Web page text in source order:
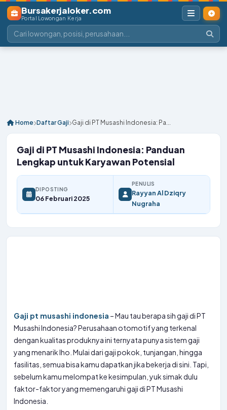
Bursakerjaloker.com
Portal Lowongan Kerja
Home Daftar Gaji Gaji di PT Musashi Indonesia: Pa...
Gaji di PT Musashi Indonesia: Panduan
Lengkap untuk Karyawan Potensial
DIPOSTING
06 Februari 2025
PENULIS
Rayyan Al Dziqry
Nugraha
Gaji pt musashi indonesia – Mau tau berapa sih gaji di PT
Musashi Indonesia? Perusahaan otomotif yang terkenal
dengan kualitas produknya ini ternyata punya sistem gaji
yang menarik lho. Mulai dari gaji pokok, tunjangan, hingga
fasilitas, semua bisa kamu dapatkan jika bekerja di sini. Tapi,
sebelum kamu melompat ke kesimpulan, yuk simak dulu
faktor-faktor yang memengaruhi gaji di PT Musashi
Indonesia.